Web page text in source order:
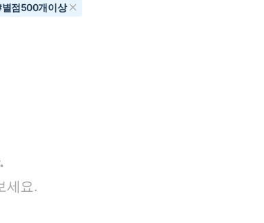
별점500개이상
세요.